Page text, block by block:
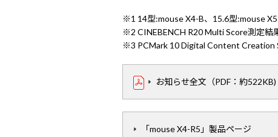
※1 14型:mouse X4-B、15.6型:mouse
※2 CINEBENCH R20 Multi Score測定結
※3 PCMark 10 Digital Content Creation
お知らせ全文（PDF：約522KB)
「mouse X4-R5」製品ページ